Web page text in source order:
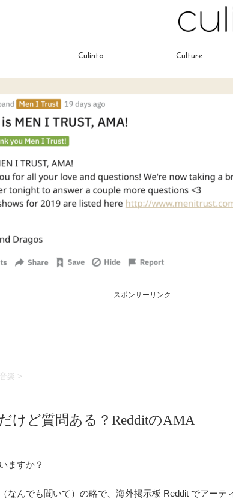
Culinto Culture
スポンサーリンク
音楽 >
けど質問ある？RedditのAMA
ますか？
なんでも聞いて）の略で、海外掲示板 Reddit でアーテ